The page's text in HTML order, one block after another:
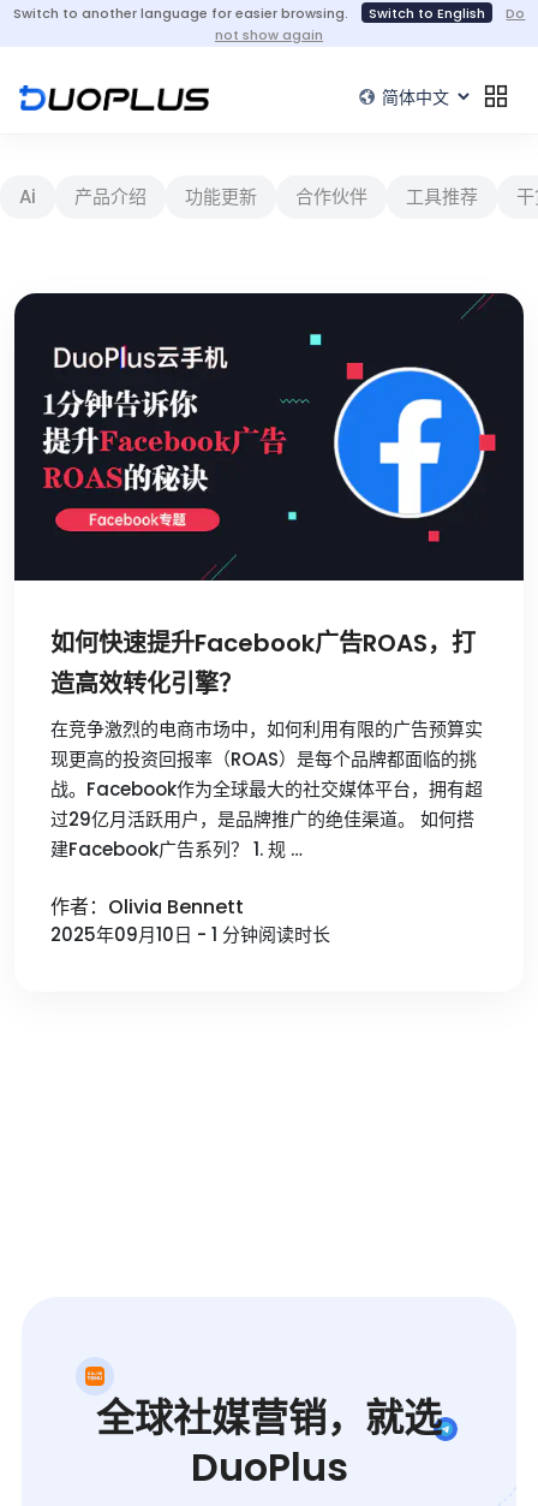
Switch to another language for easier browsing. Switch to English
Do
not show again
Ai 产品介绍 功能更新 合作伙伴 工具推荐
如何快速提升Facebook广告ROAS，打
造高效转化引擎？
在竞争激烈的电商市场中，如何利用有限的广告预算实
现更高的投资回报率（ROAS）是每个品牌都面临的挑
战。Facebook作为全球最大的社交媒体平台，拥有超
过29亿月活跃用户，是品牌推广的绝佳渠道。 如何搭
建Facebook广告系列？ 1. 规 …
作者：Olivia Bennett
2025年09月10日 - 1 分钟阅读时长
全球社媒营销，就选
DuoPlus